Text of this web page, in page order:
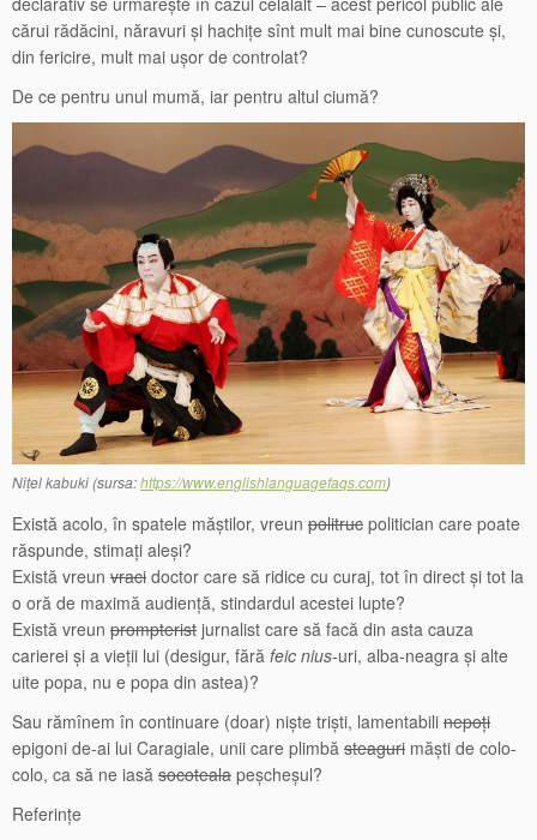
cărui rădăcini, năravuri și hachițe sînt mult mai bine cunoscute și,
din fericire, mult mai ușor de controlat?
De ce pentru unul mumă, iar pentru altul ciumă?
Nițel kabuki (sursa:https://www.englishlanguagefaqs.com)
Există acolo, în spatele măștilor, vreun politruc politician care poate
răspunde, stimați aleși?
Există vreun vraci doctor care să ridice cu curaj, tot în direct și tot la
o oră de maximă audiență, stindardul acestei lupte?
Există vreun prompterist jurnalist care să facă din asta cauza
carierei și a vieții lui (desigur, fără feic nius-uri, alba-neagra și alte
uite popa, nu e popa din astea)?
Sau rămînem în continuare (doar) niște triști, lamentabili nepoți
epigoni de-ai lui Caragiale, unii care plimbă steaguri măști de colo-
colo, ca să ne iasă socoteala peșcheșul?
Referințe